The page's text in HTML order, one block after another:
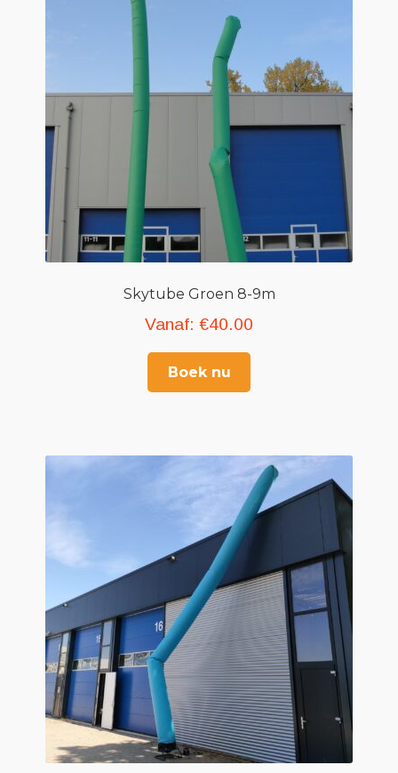
Skytube Groen 8-9m
Vanaf: €40.00
Boek nu